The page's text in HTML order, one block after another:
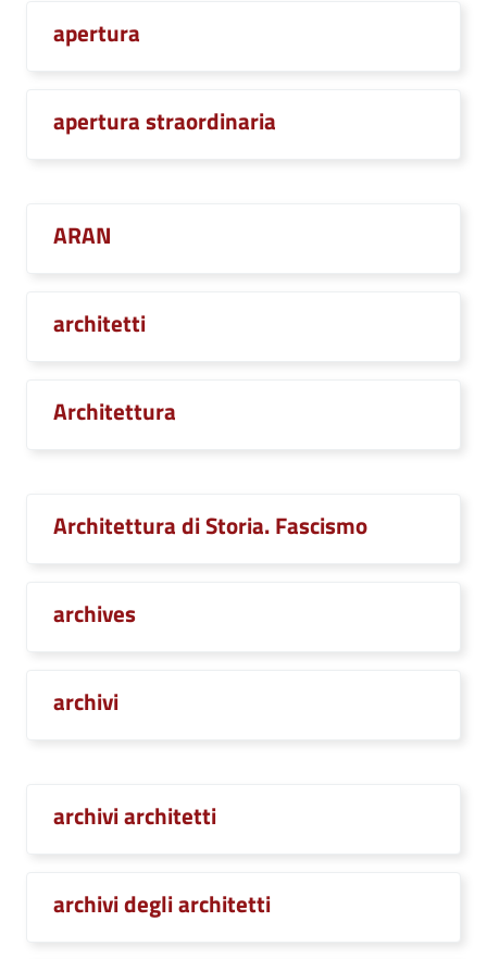
apertura
apertura straordinaria
ARAN
architetti
Architettura
Architettura di Storia. Fascismo
archives
archivi
archivi architetti
archivi degli architetti